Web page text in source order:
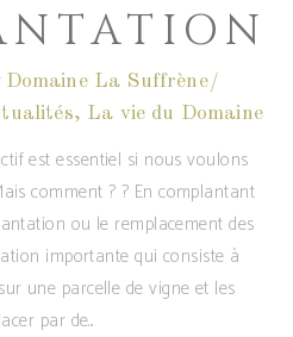
Domaine La Suffrène
, La vie du Domaine
est essentiel si nous voulons
comment ? ? En complantant
ou le remplacement des
importante qui consiste à
une parcelle de vigne et les
par de